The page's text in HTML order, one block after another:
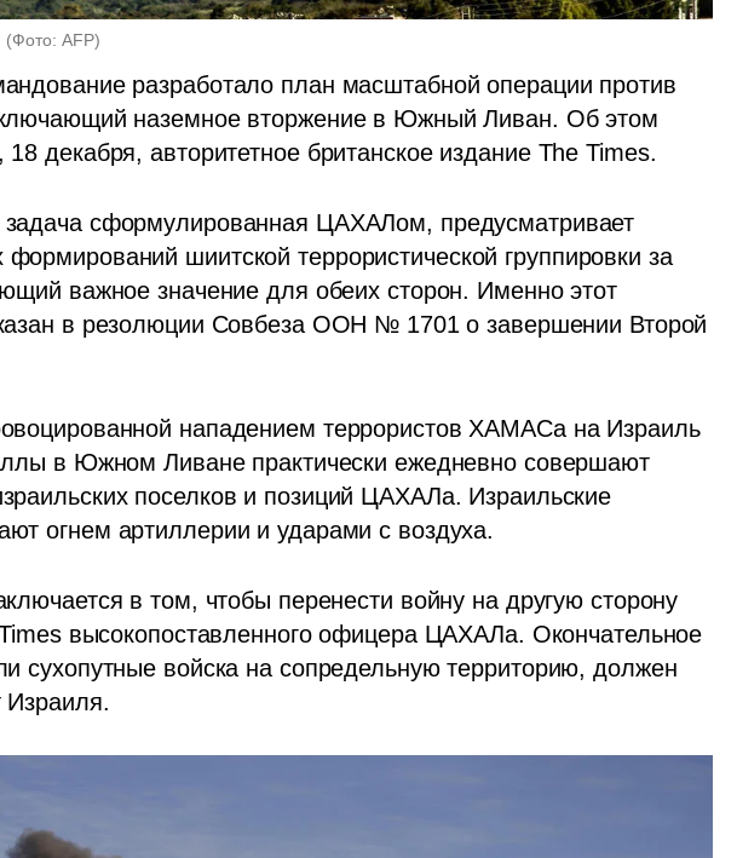
(Фото: AFP)
разработало план масштабной операции против
18 декабря, авторитетное британское издание The Times.
сформулированная ЦАХАЛом, предусматривает
шиитской террористической группировки за
важное значение для обеих сторон. Именно этот
в резолюции Совбеза ООН № 1701 о завершении Второй
нападением террористов ХАМАСа на Израиль
в Южном Ливане практически ежедневно совершают
поселков и позиций ЦАХАЛа. Израильские
огнем артиллерии и ударами с воздуха.
в том, чтобы перенести войну на другую сторону
высокопоставленного офицера ЦАХАЛа. Окончательное
сухопутные войска на сопредельную территорию, должен
Израиля.